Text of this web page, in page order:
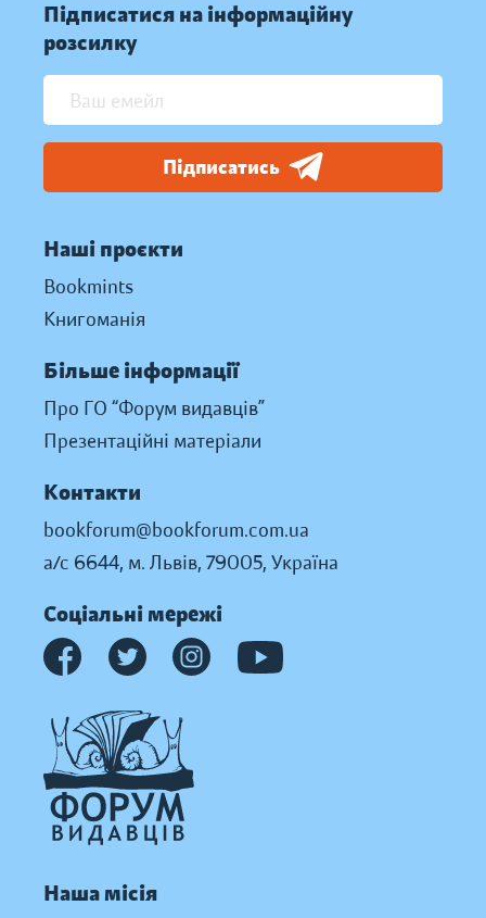
Підписатися на інформаційну
розсилку
Підписатись
Наші проєкти
Bookmints
Книгоманія
Більше інформації
Про ГО “Форум видавців”
Презентаційні матеріали
Контакти
bookforum@bookforum.com.ua
а/с 6644, м. Львів, 79005, Україна
Соціальні мережі
Наша місія